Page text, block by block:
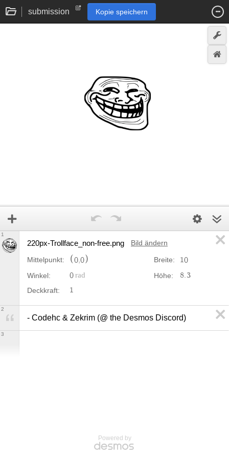
submission Kopie speichern
220px-Trollface_non-free.png Bild ändern
Mittelpunkt: 0 ,0 Breite: 10
Winkel:
0 Höhe: 8.3
Deckkraft:
1
1
- Codehc & Zekrim (@ the Desmos Discord)
2
3
Powered by